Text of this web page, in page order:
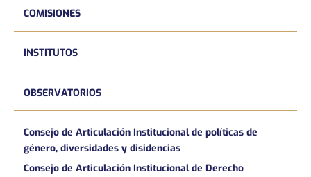
COMISIONES
INSTITUTOS
OBSERVATORIOS
Consejo de Articulación Institucional de políticas de
género, diversidades y disidencias
Consejo de Articulación Institucional de Derecho